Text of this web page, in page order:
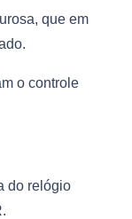
que em
o controle
do relógio